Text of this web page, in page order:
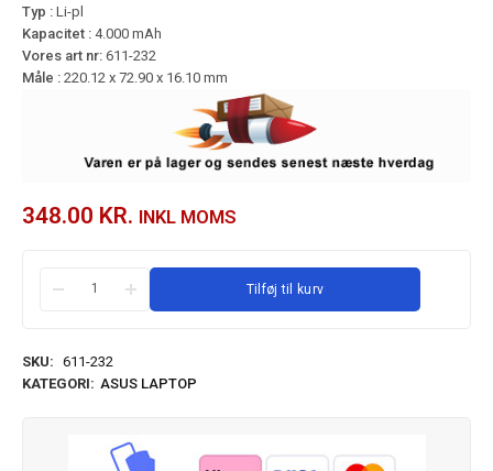
Typ : Li-pl
Kapacitet : 4.000 mAh
Vores art nr: 611-232
Måle : 220.12 x 72.90 x 16.10 mm
348.00 KR. INKL MOMS
Tilføj til kurv
SKU: 611-232
KATEGORI: ASUS LAPTOP